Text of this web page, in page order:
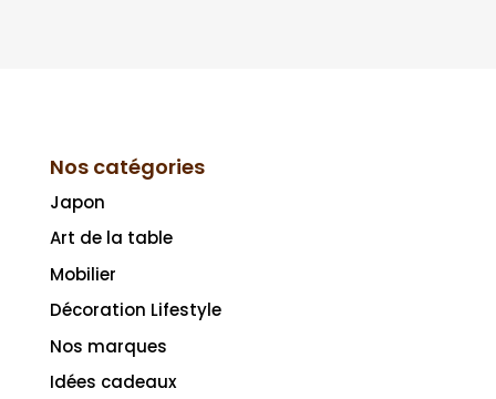
Nos catégories
Japon
Art de la table
Mobilier
Décoration Lifestyle
Nos marques
Idées cadeaux